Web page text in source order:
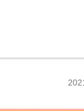
投
日: